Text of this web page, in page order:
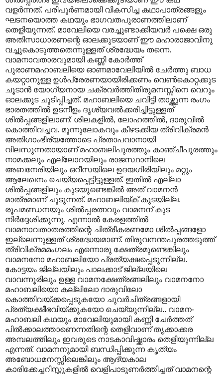
വളർന്നത്. പരിപൂർണമായി വികസിച്ച കഥാപാത്രങ്ങളും
ഘടനയൊത്ത കഥയും ഭാഗവതപുരാണത്തിലാണ്
തെളിയുന്നത്. മാവേലിയെ വരച്ചുണ്ടാക്കിയവർ പക്ഷെ ഒരു
അതിസാധാരണന്റെ ഓലക്കുടയാണ് ഈ മഹാരാജാവിനു
വച്ചുകൊടുത്തതെന്നുള്ളത് ശ്രദ്ധേയം തന്നെ.
വാമനാവതാരവുമായി കണ്ണി കോർത്ത്
പുരാണമഹാബലിയെ ഓണമാവേലിയിൽ ചേർത്തു ബാധ
കയറ്റാനുള്ള ഉൾപ്രേരണയായിരിക്കണം വെൺകൊറ്റക്കുട
ചൂടാൻ യോഗ്യനായ ചക്രവർത്തിതിരുമനസ്സിനെ വെറും
ഓലക്കുട ചൂടിപ്പിച്ചത്. മഹാബലിയെ ചവിട്ടി താഴ്ത്തുന്ന രംഗം
ഭാരതത്തിൽ ഉടനീളം ദൃശ്യവൽക്കരിച്ചിട്ടുള്ളത്
ശിൽ‌പ്പങ്ങളിലാണ്: ശിലകളിൽ, ലോഹത്തിൽ, ദാരുവിൽ
കൊത്തിവച്ചവ. മൂന്നുലോകവും കീഴടക്കിയ ത്രിവിക്രമൻ
അതിഗാംഭീര്യത്തോടെ പ്രതാപവാനായി
വിലസുന്നതായാണ് മഹാബലിപുരത്തും കാഞ്ചീപുരത്തും
നാമക്കലും എല്ലോറയിലും രാജസ്ഥാനിലെ
അബനേരിയിലും ഒറീസയിലെ ഉദയഗിരിയിലും മറ്റും
ആലേഖനം ചെയ്യപ്പെട്ടിട്ടുള്ളത്. ഇതിൽ എല്ലാ
ശിൽ‌പ്പങ്ങളിലും കുടയുണ്ടെങ്കിൽ അത് വാമനൻ
മാത്രമാണ് ചൂടുന്നത്. മഹാബലിയ്ക് കുടയില്ല.
രൂപമണ്ഡനയും ശിൽ‌പ്പരത്നവും വാമനന് കുട
നിർദ്ദേശിക്കുന്നു. എന്നാൽ കേരളത്തിൽ
വാമനാവതാതരത്തിന്റെ ചിത്രീകരണമോ ശിൽ‌പ്പങ്ങളോ
ഇല്ലെന്നുള്ളത് ശ്രദ്ധേയമാണ്. തിരുവനന്തപുരത്തടുത്ത്
ത്രിവിക്രമമംഗലം എന്നൊരു ക്ഷേത്രമുണ്ടെങ്കിലും
വാമനനോ മഹാബലിയോ പ്രത്യക്ഷപ്പെടുന്നില്ല.
കോട്ടയം ജില്ലയിലും പാലക്കാട് ജില്ലയിലെ
വാവന്നൂരിലും ഉള്ള വാമനക്ഷേത്രങ്ങലിലും വാമനനോ
മഹാബലിയൊ കല്ലിലോ ദാരുവിലോ
കൊത്തിവയ്ക്കപ്പെടുകയോ ചുവർചിത്രങ്ങളായി
പ്രത്യക്ഷീഭവിയ്ക്കുകയോ ചെയ്യുന്നില്ല.. വാമന-
മഹാബലി കഥയും മാവേലിയുമായി കണ്ണി ചേർത്തത്
പിൽക്കാലത്താണെന്നതിന്റെ തെളിവാണ് തൃക്കാക്കര
അമ്പലത്തിലും ഇവരുടെ നാടകാവിഷ്ക്കാരം തെളിയുന്നില്ല
എന്നത്. വാമനനുമായി ബന്ധിപ്പിക്കുന്ന കൃത്യം
അബോധമനസ്സിലെങ്കിലും ആദ്യകാല
കാരിക്കേച്ചറിസ്റ്റുകളിൽ വെളിപാടുണർത്തിച്ചത് വാമനന്റെ